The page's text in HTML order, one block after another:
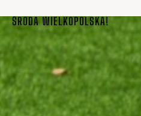
ŚRODA WIELKOPOLSKA!